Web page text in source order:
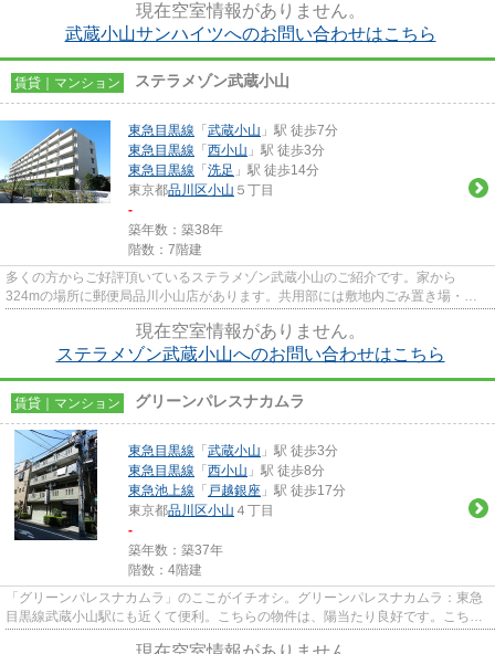
現在空室情報がありません。
武蔵小山サンハイツへのお問い合わせはこちら
賃貸｜マンション ステラメゾン武蔵小山
東急目黒線 「 武蔵小山 」駅 徒歩7分
東急目黒線 「 西小山 」駅 徒歩3分
東急目黒線 「 洗足 」駅 徒歩14分
東京都品川区小山 ５丁目
-
築年数：築38年
階数：7階建
多くの方からご好評頂いているステラメゾン武蔵小山のご紹介です。家から
324mの場所に郵便局品川小山店があります。共用部には敷地内ごみ置き場・エ
現在空室情報がありません。
ステラメゾン武蔵小山へのお問い合わせはこちら
賃貸｜マンション グリーンパレスナカムラ
東急目黒線 「 武蔵小山 」駅 徒歩3分
東急目黒線 「 西小山 」駅 徒歩8分
東急池上線 「 戸越銀座 」駅 徒歩17分
東京都品川区小山 ４丁目
-
築年数：築37年
階数：4階建
「グリーンパレスナカムラ」のここがイチオシ。グリーンパレスナカムラ：東急
目黒線武蔵小山駅にも近くて便利。こちらの物件は、陽当たり良好です。こちら